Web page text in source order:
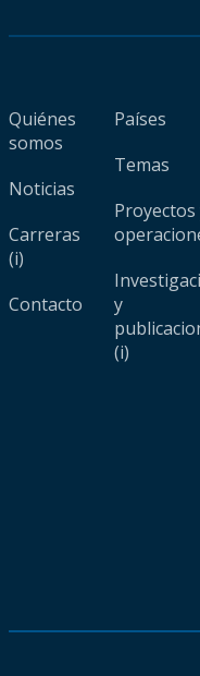
Quiénes
somos
Noticias
Carreras
(i)
Contacto
Países
Temas
Proyectos
y
(i)